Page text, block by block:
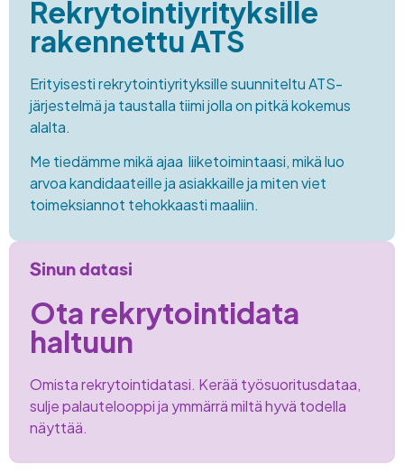
Rekrytointiyrityksille
rakennettu ATS
Erityisesti rekrytointiyrityksille suunniteltu ATS-
järjestelmä ja taustalla tiimi jolla on pitkä kokemus
alalta.
Me tiedämme mikä ajaa liiketoimintaasi, mikä luo
arvoa kandidaateille ja asiakkaille ja miten viet
toimeksiannot tehokkaasti maaliin.
Sinun datasi
Ota rekrytointidata
haltuun
Omista rekrytointidatasi. Kerää työsuoritusdataa,
sulje palautelooppi ja ymmärrä miltä hyvä todella
näyttää.